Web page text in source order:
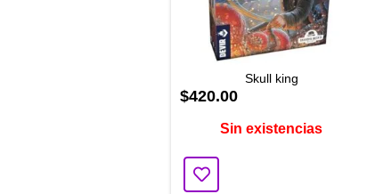
Skull king
$420.00
Sin existencias